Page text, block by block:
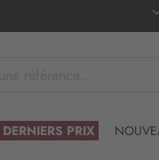
DERNIERS PRIX